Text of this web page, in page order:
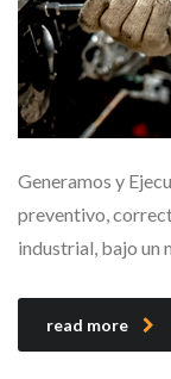
Generamos y
preventivo,
industrial, bajo un
read more